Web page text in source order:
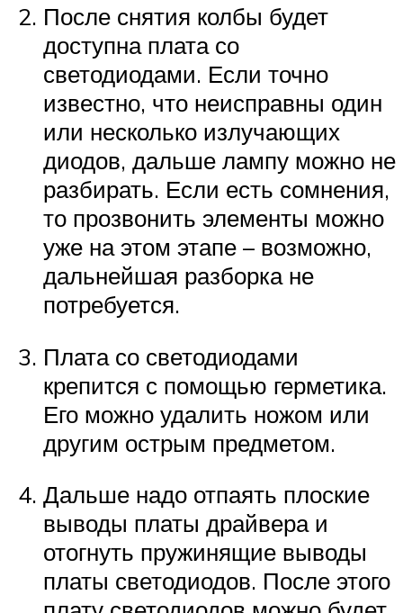
После снятия колбы будет
доступна плата со
светодиодами. Если точно
известно, что неисправны один
или несколько излучающих
диодов, дальше лампу можно не
разбирать. Если есть сомнения,
то прозвонить элементы можно
уже на этом этапе – возможно,
дальнейшая разборка не
потребуется.
Плата со светодиодами
крепится с помощью герметика.
Его можно удалить ножом или
другим острым предметом.
Дальше надо отпаять плоские
выводы платы драйвера и
отогнуть пружинящие выводы
платы светодиодов. После этого